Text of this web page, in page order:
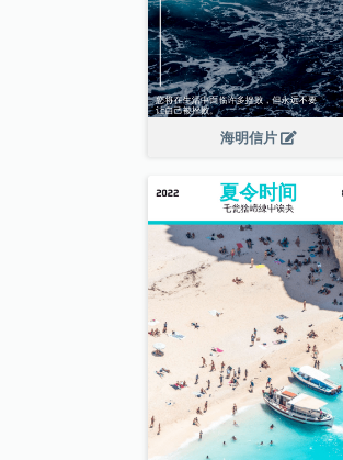
海明信片